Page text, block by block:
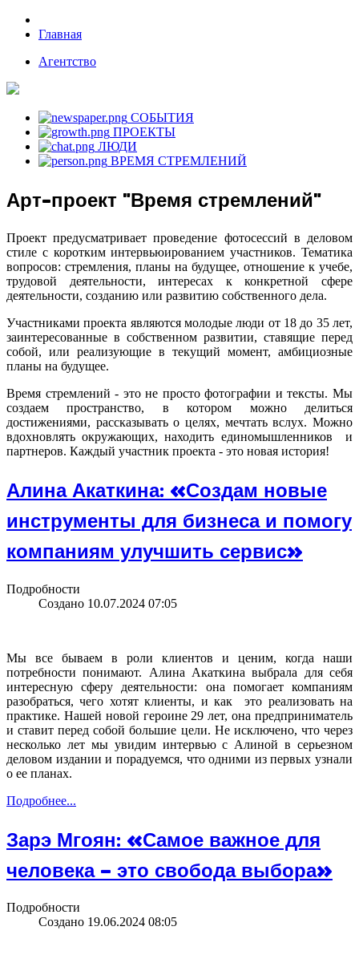
Главная
Агентство
СОБЫТИЯ
ПРОЕКТЫ
ЛЮДИ
ВРЕМЯ СТРЕМЛЕНИЙ
Арт-проект "Время стремлений"
Проект предусматривает проведение фотосессий в деловом
стиле с коротким интервьюированием участников. Тематика
вопросов: стремления, планы на будущее, отношение к учебе,
трудовой деятельности, интересах к конкретной сфере
деятельности, созданию или развитию собственного дела.
Участниками проекта являются молодые люди от 18 до 35 лет,
заинтересованные в собственном развитии, ставящие перед
собой, или реализующие в текущий момент, амбициозные
планы на будущее.
Время стремлений - это не просто фотографии и тексты. Мы
создаем пространство, в котором можно делиться
достижениями, рассказывать о целях, мечтать вслух. Можно
вдохновлять окружающих, находить единомышленников и
партнеров. Каждый участник проекта - это новая история!
Алина Акаткина: «Создам новые
инструменты для бизнеса и помогу
компаниям улучшить сервис»
Подробности
Создано 10.07.2024 07:05
Мы все бываем в роли клиентов и ценим, когда наши
потребности понимают. Алина Акаткина выбрала для себя
интересную сферу деятельности: она помогает компаниям
разобраться, чего хотят клиенты, и как это реализовать на
практике. Нашей новой героине 29 лет, она предприниматель
и ставит перед собой большие цели. Не исключено, что через
несколько лет мы увидим интервью с Алиной в серьезном
деловом издании и порадуемся, что одними из первых узнали
о ее планах.
Подробнее...
Зарэ Мгоян: «Самое важное для
человека – это свобода выбора»
Подробности
Создано 19.06.2024 08:05